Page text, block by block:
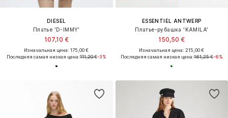
DIESEL
Платье 'D-IMMY'
107,10 €
Изначальная цена: 175,00 €
Последняя самая низкая цена:111,20 €-3%
ESSENTIEL ANTWERP
Платье-рубашка 'KAMILA'
150,50 €
Изначальная цена: 215,00 €
Последняя самая низкая цена:161,25 €-6%